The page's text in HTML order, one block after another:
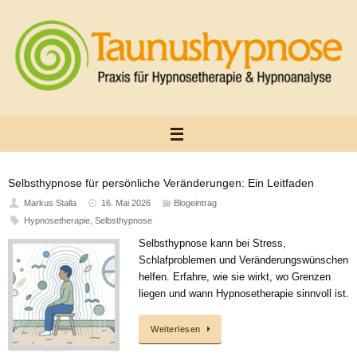
springen
Selbsthypnose für persönliche Veränderungen: Ein Leitfaden
Markus Stalla 16. Mai 2026
Blogeintrag
Hypnosetherapie, Selbsthypnose
Selbsthypnose kann bei Stress,
Schlafproblemen und Veränderungswünschen
helfen. Erfahre, wie sie wirkt, wo Grenzen
liegen und wann Hypnosetherapie sinnvoll ist.
Weiterlesen